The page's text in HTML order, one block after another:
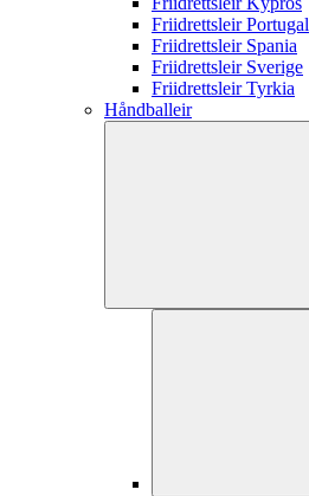
Friidrettsleir Portugal
Friidrettsleir Spania
Friidrettsleir Sverige
Friidrettsleir Tyrkia
Håndballeir